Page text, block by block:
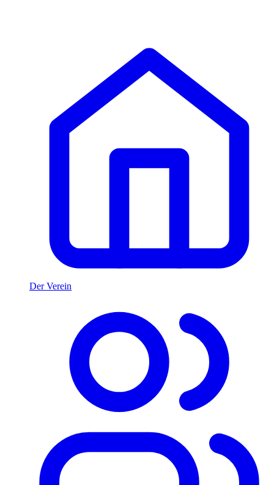
Der Verein